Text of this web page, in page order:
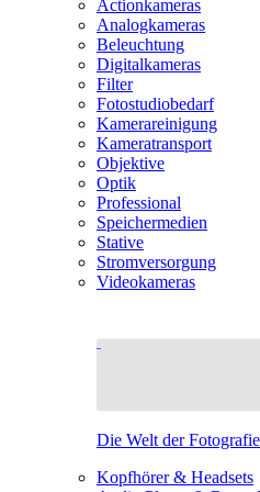
Actionkameras
Analogkameras
Beleuchtung
Digitalkameras
Filter
Fotostudiobedarf
Kamerareinigung
Kameratransport
Objektive
Optik
Professional
Speichermedien
Stative
Stromversorgung
Videokameras
Die Welt der
Kopfhörer & Headsets